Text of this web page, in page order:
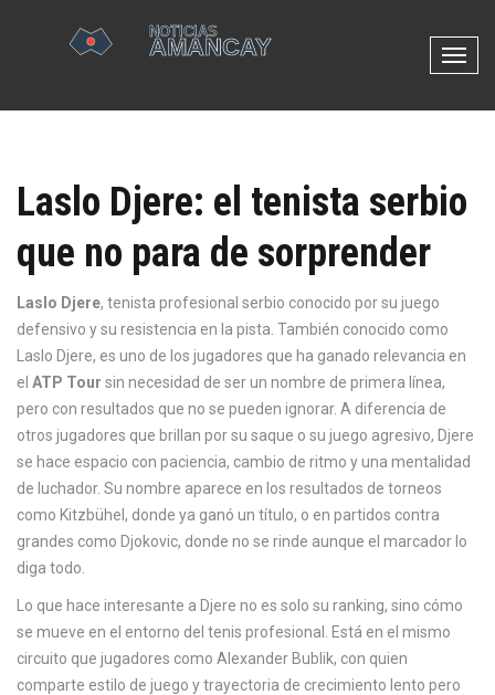
N
v
a
c
e
l
a
a
Laslo Djere: el tenista serbio
que no para de sorprender
Laslo Djere, tenista profesional serbio conocido por su juego
defensivo y su resistencia en la pista . También conocido como
Laslo Djere, es uno de los jugadores que ha ganado relevancia en
el ATP Tour sin necesidad de ser un nombre de primera línea,
pero con resultados que no se pueden ignorar. A diferencia de
otros jugadores que brillan por su saque o su juego agresivo, Djere
se hace espacio con paciencia, cambio de ritmo y una mentalidad
de luchador. Su nombre aparece en los resultados de torneos
como Kitzbühel, donde ya ganó un título, o en partidos contra
grandes como Djokovic, donde no se rinde aunque el marcador lo
diga todo.
Lo que hace interesante a Djere no es solo su ranking, sino cómo
se mueve en el entorno del tenis profesional. Está en el mismo
circuito que jugadores como Alexander Bublik, con quien
comparte estilo de juego y trayectoria de crecimiento lento pero